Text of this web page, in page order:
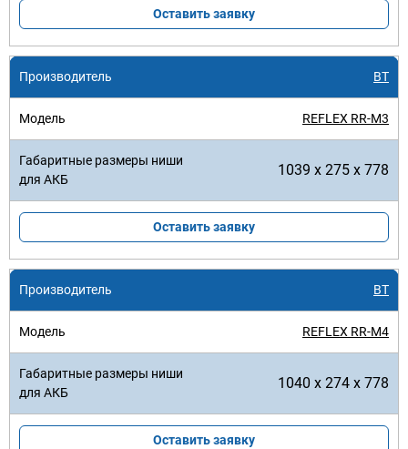
Оставить заявку
BT
REFLEX RR-M3
1039 x 275 x 778
Оставить заявку
BT
REFLEX RR-M4
1040 x 274 x 778
Оставить заявку